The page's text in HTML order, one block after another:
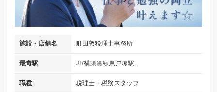
施設・店舗名 町田敦税理士事務所
最寄駅 JR横須賀線東戸塚駅...
職種 税理士・税務スタッフ